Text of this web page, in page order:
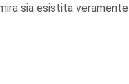
sia esistita